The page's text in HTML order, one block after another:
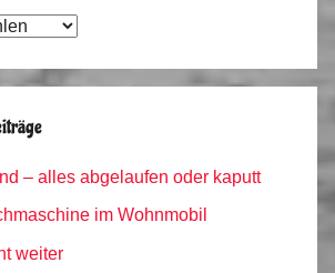
– alles abgelaufen oder kaputt
im Wohnmobil
weiter